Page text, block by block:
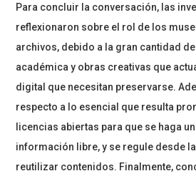
Para concluir la conversación, las
reflexionaron sobre el rol de los
archivos, debido a la gran cantidad
académica y obras creativas que
digital que necesitan preservarse.
respecto a lo esencial que resulta
licencias abiertas para que se haga
información libre, y se regule desde
reutilizar contenidos. Finalmente,